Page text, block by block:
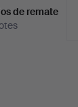
de remate